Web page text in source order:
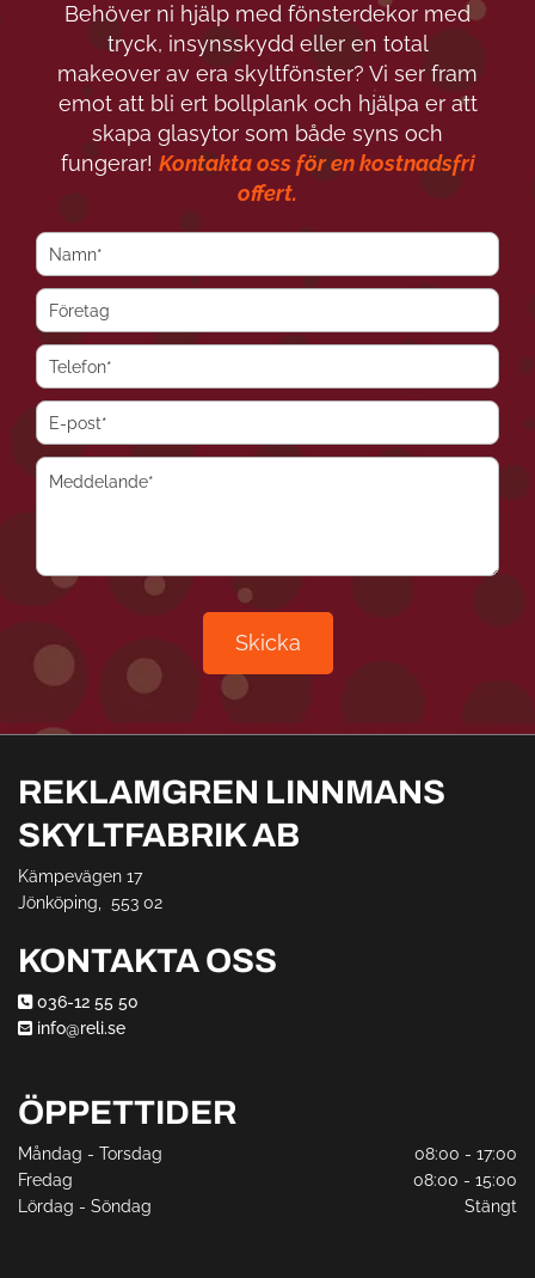
Behöver ni hjälp med fönsterdekor med
tryck, insynsskydd eller en total
makeover av era skyltfönster? Vi ser fram
emot att bli ert bollplank och hjälpa er att
skapa glasytor som både syns och
fungerar! Kontakta oss för en kostnadsfri
offert.
REKLAMGREN LINNMANS
SKYLTFABRIK AB
Kämpevägen 17
Jönköping, 553 02
KONTAKTA OSS
 036-12 55 50
 info@reli.se
ÖPPETTIDER
Måndag - Torsdag
08:00 - 17:00
Fredag
08:00 - 15:00
Lördag - Söndag
Stängt